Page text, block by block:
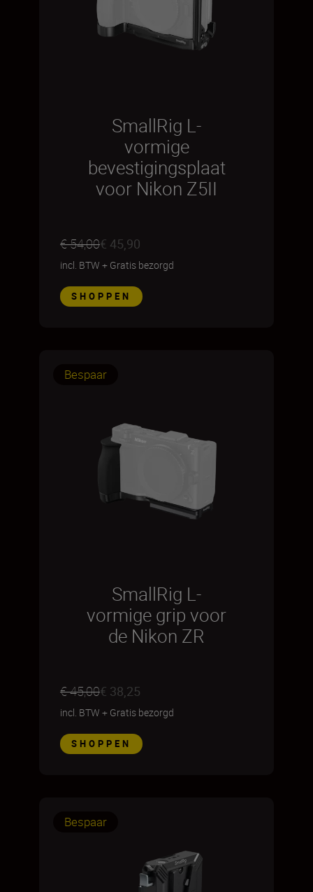
SmallRig L-
vormige
bevestigingsplaat
voor Nikon Z5II
€ 54,00€ 45,90
incl. BTW + Gratis bezorgd
SHOPPEN
Bespaar
SmallRig L-
vormige grip voor
de Nikon ZR
€ 45,00€ 38,25
incl. BTW + Gratis bezorgd
SHOPPEN
Bespaar